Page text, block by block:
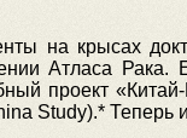
на крысах
Атласа Рака.
проект
Study).* Теперь